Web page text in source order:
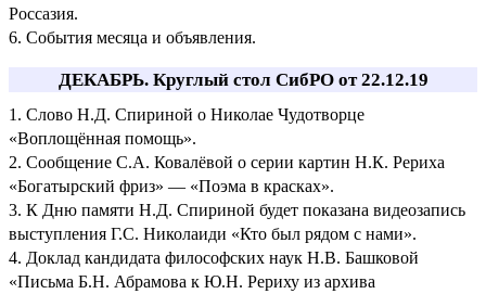
Россазия.
6. События месяца и объявления.
ДЕКАБРЬ. Круглый стол СибРО от 22.12.19
1. Слово Н.Д. Спириной о Николае Чудотворце
«Воплощённая помощь».
2. Сообщение С.А. Ковалёвой о серии картин Н.К. Рериха
«Богатырский фриз» — «Поэма в красках».
3. К Дню памяти Н.Д. Спириной будет показана видеозапись
выступления Г.С. Николаиди «Кто был рядом с нами».
4. Доклад кандидата философских наук Н.В. Башковой
«Письма Б.Н. Абрамова к Ю.Н. Рериху из архива